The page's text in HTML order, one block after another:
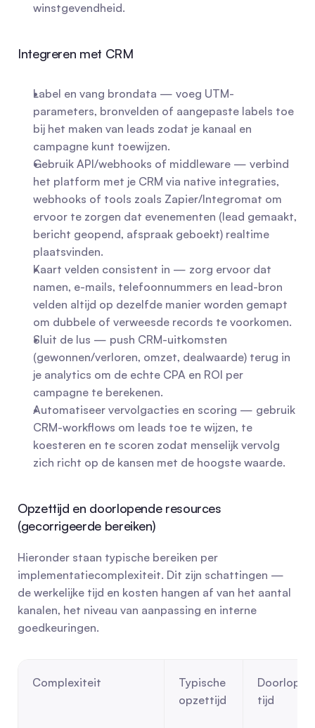
winstgevendheid.
Integreren met CRM
Label en vang brondata — voeg UTM-
parameters, bronvelden of aangepaste labels toe
bij het maken van leads zodat je kanaal en
campagne kunt toewijzen.
Gebruik API/webhooks of middleware — verbind
het platform met je CRM via native integraties,
webhooks of tools zoals Zapier/Integromat om
ervoor te zorgen dat evenementen (lead gemaakt,
bericht geopend, afspraak geboekt) realtime
plaatsvinden.
Kaart velden consistent in — zorg ervoor dat
namen, e-mails, telefoonnummers en lead-bron
velden altijd op dezelfde manier worden gemapt
om dubbele of verweesde records te voorkomen.
Sluit de lus — push CRM-uitkomsten
(gewonnen/verloren, omzet, dealwaarde) terug in
je analytics om de echte CPA en ROI per
campagne te berekenen.
Automatiseer vervolgacties en scoring — gebruik
CRM-workflows om leads toe te wijzen, te
koesteren en te scoren zodat menselijk vervolg
zich richt op de kansen met de hoogste waarde.
Opzettijd en doorlopende resources
(gecorrigeerde bereiken)
Hieronder staan typische bereiken per
implementatiecomplexiteit. Dit zijn schattingen —
de werkelijke tijd en kosten hangen af van het aantal
kanalen, het niveau van aanpassing en interne
goedkeuringen.
Complexiteit
Typische
opzettijd
tijd